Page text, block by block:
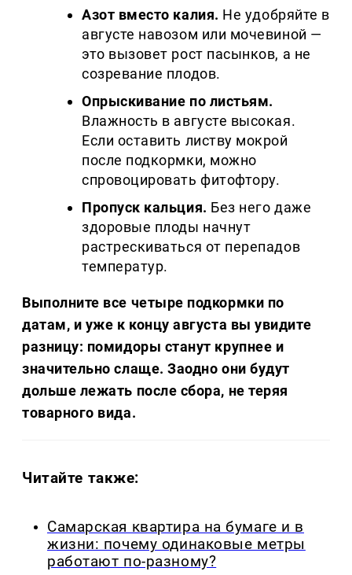
Азот вместо калия. Не удобряйте в
августе навозом или мочевиной —
это вызовет рост пасынков, а не
созревание плодов.
Опрыскивание по листьям.
Влажность в августе высокая.
Если оставить листву мокрой
после подкормки, можно
спровоцировать фитофтору.
Пропуск кальция. Без него даже
здоровые плоды начнут
растрескиваться от перепадов
температур.
Выполните все четыре подкормки по
датам, и уже к концу августа вы увидите
разницу: помидоры станут крупнее и
значительно слаще. Заодно они будут
дольше лежать после сбора, не теряя
товарного вида.
Читайте также:
Самарская квартира на бумаге и в
жизни: почему одинаковые метры
работают по-разному?